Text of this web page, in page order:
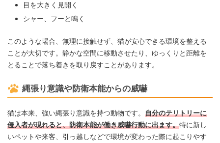
目を大きく見開く
シャー、フーと鳴く
このような場合、無理に接触せず、猫が安心できる環境を整える
ことが大切です。静かな空間に移動させたり、ゆっくりと距離を
とることで落ち着きを取り戻すことがあります。
縄張り意識や防衛本能からの威嚇
猫は本来、強い縄張り意識を持つ動物です。 自分のテリトリーに
侵入者が現れると、防衛本能が働き威嚇行動に出ます。特に新し
いペットや来客、引っ越しなどで環境が変わった際に起こりやす